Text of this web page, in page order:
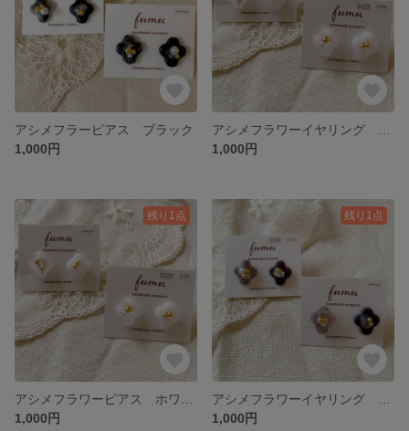
アシメフラーピアス ブラック
1,000円
1,000円
残り1点
1,000円
残り1点
1,000円